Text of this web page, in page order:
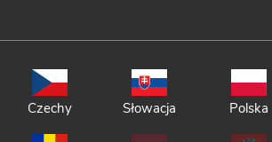
Czechy Słowacja Polska